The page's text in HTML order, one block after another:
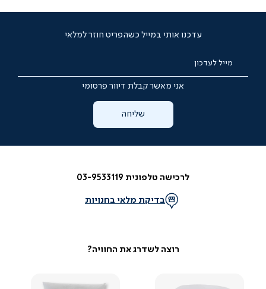
עדכנו אותי במייל כשהפריט חוזר למלאי
מייל לעדכון
אני מאשר קבלת דיוור פרסומי
שליחה
לרכישה טלפונית 03-9533119
בדיקת מלאי בחנויות